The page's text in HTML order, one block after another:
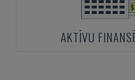
AKTĪVU